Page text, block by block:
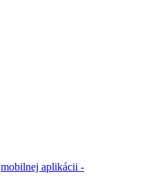
mobilnej aplikácii -